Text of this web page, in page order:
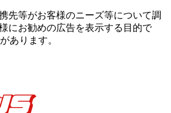
先等がお客様のニーズ等について調
にお勧めの広告を表⽰する⽬的で
あります。